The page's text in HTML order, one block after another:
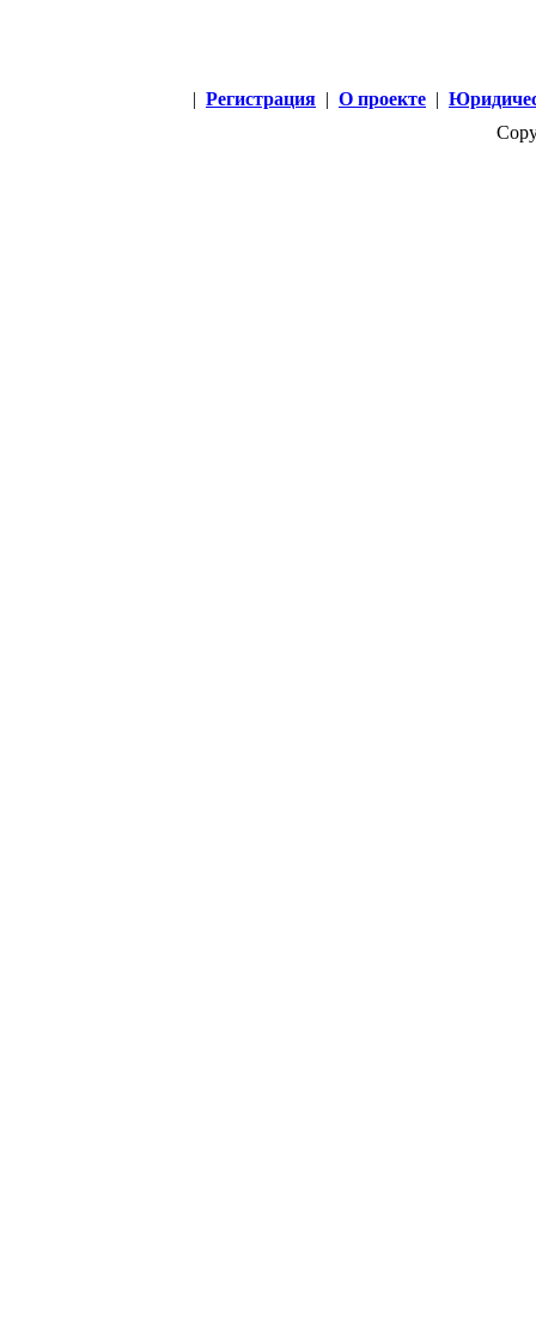
| Регистрация | О проекте |